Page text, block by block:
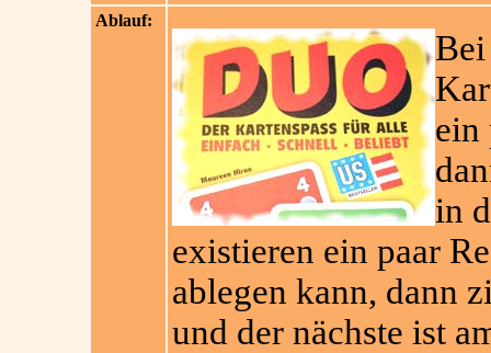
Ablauf:
ein
in
existieren ein paar
ablegen kann, dann
und der nächste ist